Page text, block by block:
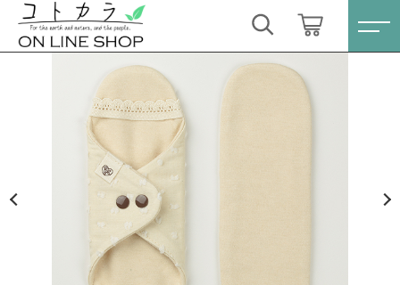
カートに商品を追加しました
【送料無料】REMEDY GARDEN ライナーSサイ
ズ&パッド1枚セット〈アルティメイト〉
数量
3,520円
ショッピングを続ける
ログイン / 会員登録
お気に入り
スキンケア・石鹸
すべて
スキンケア・石鹸
HINOKI（土佐ヒノキ）シリーズ
サステナブル歯ブラシ・歯磨き粉
キーワード検索
こだわり検索